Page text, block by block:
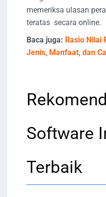
memeriksa ulasan
teratas secara online.
Baca juga: Rasio Nilai
Jenis, Manfaat, dan
Software
Terbaik